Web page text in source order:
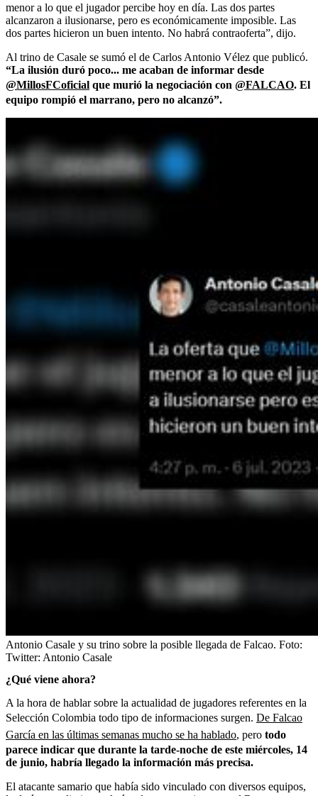
menor a lo que el jugador percibe hoy en día. Las dos partes
alcanzaron a ilusionarse, pero es económicamente imposible. Las
dos partes hicieron un buen intento. No habrá contraoferta”, dijo.
Al trino de Casale se sumó el de Carlos Antonio Vélez que publicó.
“La ilusión duró poco... me acaban de informar desde
@MillosFCoficial que murió la negociación con @FALCAO. El
equipo rompió el marrano, pero no alcanzó”.
Antonio Casale y su trino sobre la posible llegada de Falcao. Foto:
Twitter: Antonio Casale
¿Qué viene ahora?
A la hora de hablar sobre la actualidad de jugadores referentes en la
Selección Colombia todo tipo de informaciones surgen. De Falcao
García en las últimas semanas mucho se ha hablado, pero todo
parece indicar que durante la tarde-noche de este miércoles, 14
de junio, habría llegado la información más precisa.
El atacante samario que había sido vinculado con diversos equipos,